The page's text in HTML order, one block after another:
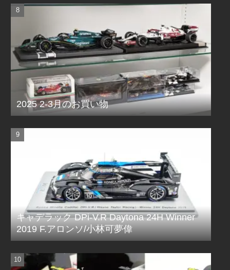
2025 2-3月のお買い物
キャデラック DPi-V.R Daytona 24H Winner
2019 F.アロンソ/小林可夢偉